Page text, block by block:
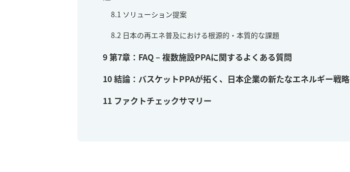
8.1 ソリューション提案
8.2 日本の再エネ普及における根源的・本質的な課題
9第7章：FAQ – 複数施設PPAに関するよくある質問
10結論：バスケットPPAが拓く、日本企業の新たなエネルギー戦略
11 ファクトチェックサマリー